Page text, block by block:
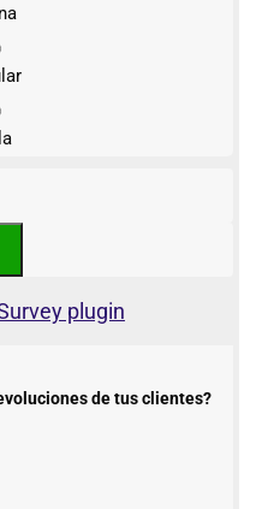
plugin
de tus clientes?